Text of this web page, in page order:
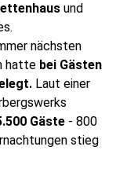
und
nächsten
hatte bei Gästen
Laut einer
Gäste - 800
stieg